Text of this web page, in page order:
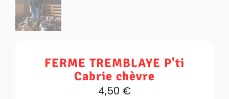
FERME TREMBLAYE P'ti
Cabrie chèvre
4,50 €